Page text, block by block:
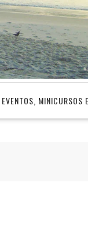
EVENTOS, MINICURSOS